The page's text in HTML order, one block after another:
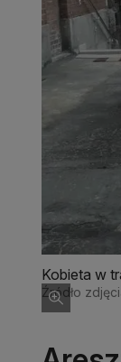
Kobieta w
Źródło